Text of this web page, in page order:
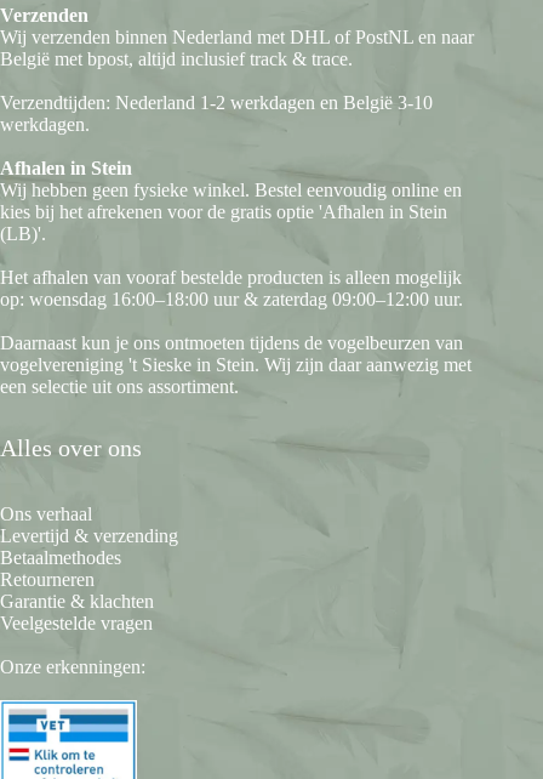
Verzenden
Wij verzenden binnen Nederland met DHL of PostNL en naar
België met bpost, altijd inclusief track & trace.
Verzendtijden: Nederland 1-2 werkdagen en België 3-10
werkdagen.
Afhalen in Stein
Wij hebben geen fysieke winkel. Bestel eenvoudig online en
kies bij het afrekenen voor de gratis optie 'Afhalen in Stein
(LB)'.
Het afhalen van vooraf bestelde producten is alleen mogelijk
op: woensdag 16:00–18:00 uur & zaterdag 09:00–12:00 uur.
Daarnaast kun je ons ontmoeten tijdens de vogelbeurzen van
vogelvereniging 't Sieske in Stein. Wij zijn daar aanwezig met
een selectie uit ons assortiment.
Alles over ons
Ons verhaal
Levertijd & verzending
Betaalmethodes
Retourneren
Garantie & klachten
Veelgestelde vragen
Onze erkenningen: